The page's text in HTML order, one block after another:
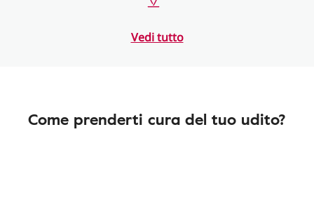
Vedi tutto
Come prenderti cura del tuo udito?